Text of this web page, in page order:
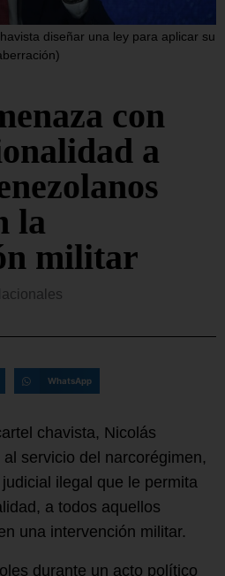
diseñar una ley para aplicar su
con
a
la
militar
WhatsApp
chavista, Nicolás
servicio del narcorégimen,
ilegal que le permita
a todos aquellos
una intervención militar.
durante un acto político